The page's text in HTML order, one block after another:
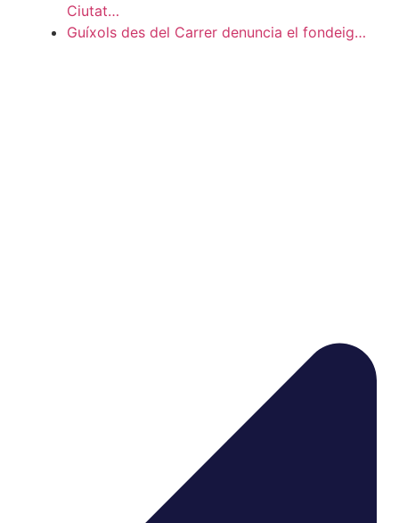
Ciutat…
Guíxols des del Carrer denuncia el fondeig…